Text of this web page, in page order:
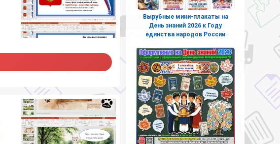
Вырубные мини-плакаты на
День знаний 2026 к Году
единства народов России